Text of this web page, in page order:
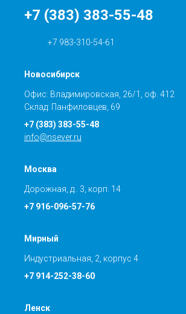
+7 (383) 383-55-48
+7 983-310-54-61
Новосибирск
Офис: Владимировская, 26/1, оф. 412
Склад: Панфиловцев, 69
+7 (383) 383-55-48
info@nsever.ru
Москва
Дорожная, д.. 3, корп. 14
+7 916-096-57-76
Мирный
Индустриальная, 2, корпус 4
+7 914-252-38-60
Ленск